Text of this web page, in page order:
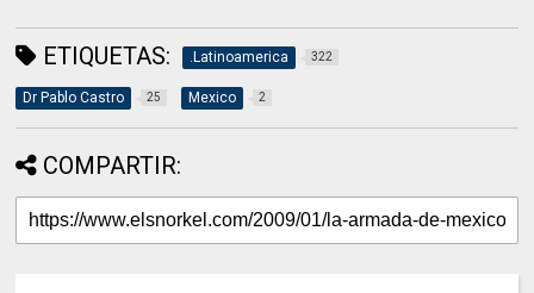
ETIQUETAS: .Latinoamerica 322
Dr Pablo Castro 25 Mexico 2
COMPARTIR: